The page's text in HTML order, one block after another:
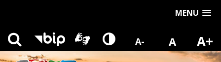
MENU
A- A A+